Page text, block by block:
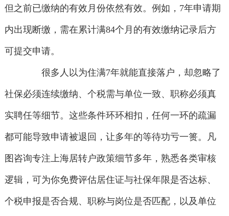
但之前已缴纳的有效月份依然有效。例如，7年申请期
内出现断缴，需在累计满84个月的有效缴纳记录后方
可提交申请。
很多人以为住满7年就能直接落户，却忽略了
社保必须连续缴纳、个税需与单位一致、职称必须真
实聘任等细节。这些条件环环相扣，任何一环的疏漏
都可能导致申请被退回，让多年的等待功亏一篑。凡
图咨询专注上海居转户政策细节多年，熟悉各类审核
逻辑，可为你免费评估居住证与社保年限是否达标、
个税申报是否合规、职称与岗位是否匹配，以及单位